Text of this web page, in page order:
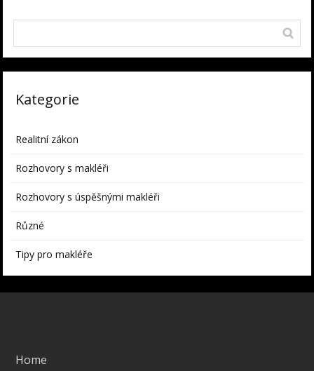
Kategorie
Realitní zákon
Rozhovory s makléři
Rozhovory s úspěšnými makléři
Různé
Tipy pro makléře
Home